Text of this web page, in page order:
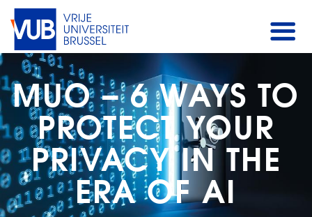
MUO – 6 WAYS TO
PROTECT YOUR
PRIVACY IN THE
ERA OF AI